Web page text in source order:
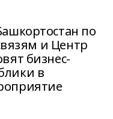
по
и Центр
бизнес-
в